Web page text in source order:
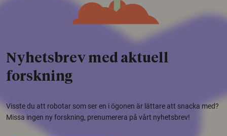
Nyhetsbrev med aktuell
forskning
Visste du att robotar som ser en i ögonen är lättare att snacka med?
Missa ingen ny forskning, prenumerera på vårt nyhetsbrev!